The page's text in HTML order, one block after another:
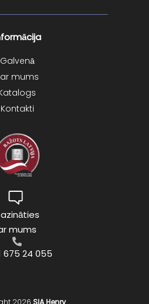
Galvenā
mums
Kontakti
mums
675 24 055
2026 SIA Henry